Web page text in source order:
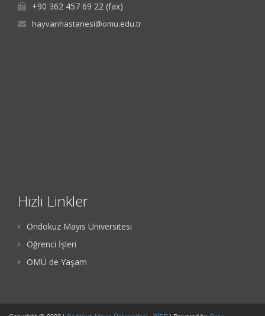
+90 362 457 69 22 (fax)
hayvanhastanesi@omu.edu.tr
Hızlı Linkler
Ondokuz Mayıs Üniversitesi
Öğrenci İşleri
OMÜ de Yaşam